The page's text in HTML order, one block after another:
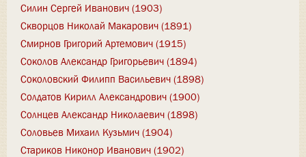
Силин Сергей Иванович (1903)
Скворцов Николай Макарович (1891)
Смирнов Григорий Артемович (1915)
Соколов Александр Григорьевич (1894)
Соколовский Филипп Васильевич (1898)
Солдатов Кирилл Александрович (1900)
Солнцев Александр Николаевич (1898)
Соловьев Михаил Кузьмич (1904)
Стариков Никонор Иванович (1902)